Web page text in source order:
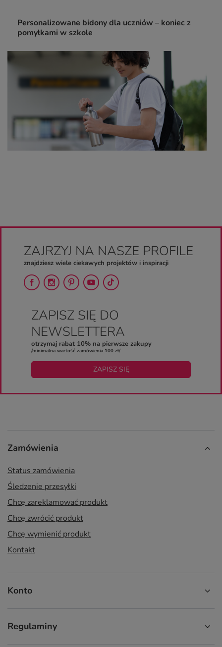
Personalizowane bidony dla uczniów – koniec z
pomyłkami w szkole
ZAJRZYJ NA NASZE PROFILE
znajdziesz wiele ciekawych projektów i inspiracji
ZAPISZ SIĘ DO
NEWSLETTERA
otrzymaj rabat 10% na pierwsze zakupy
/minimalna wartość zamówienia 100 zł/
ZAPISZ SIĘ
Zamówienia
Status zamówienia
Śledzenie przesyłki
Chcę zareklamować produkt
Chcę zwrócić produkt
Chcę wymienić produkt
Kontakt
Konto
Regulaminy